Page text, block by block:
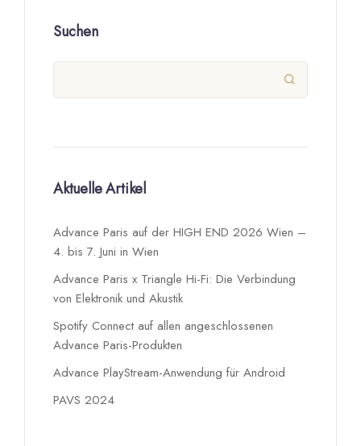
Suchen

Aktuelle Artikel
Advance Paris auf der HIGH END 2026 Wien –
4. bis 7. Juni in Wien
Advance Paris x Triangle Hi-Fi: Die Verbindung
von Elektronik und Akustik
Spotify Connect auf allen angeschlossenen
Advance Paris-Produkten
Advance PlayStream-Anwendung für Android
PAVS 2024